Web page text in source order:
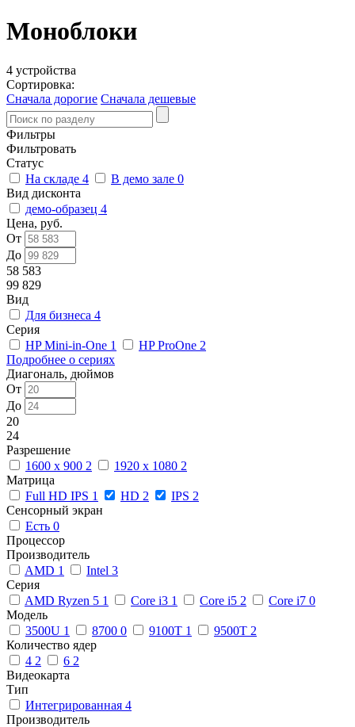
Моноблоки
4 устройства
Сортировка:
Сначала дорогие Сначала дешевые
Фильтры
Фильтровать
Статус
На складе 4 В демо зале 0
Вид дисконта
демо-образец 4
Цена, руб.
От
До
58 583
99 829
Вид
Для бизнеса 4
Серия
HP Mini-in-One 1 HP ProOne 2
Подробнее о сериях
Диагональ, дюймов
От
До
20
24
Разрешение
1600 x 900 2 1920 x 1080 2
Матрица
Full HD IPS 1 HD 2 IPS 2
Сенсорный экран
Есть 0
Процессор
Производитель
AMD 1 Intel 3
Серия
AMD Ryzen 5 1 Core i3 1 Core i5 2 Core i7 0
Модель
3500U 1 8700 0 9100T 1 9500T 2
Количество ядер
4 2 6 2
Видеокарта
Тип
Интегрированная 4
Производитель